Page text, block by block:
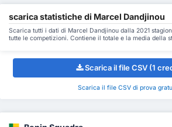
scarica statistiche di Marcel Dandjinou
Scarica tutti i dati di Marcel Dandjinou dalla 2021
tutte le competizioni. Contiene il totale e la media della
Scarica il file CSV (1
Scarica il file CSV di prova